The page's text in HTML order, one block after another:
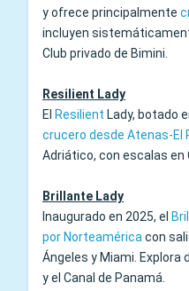
y ofrece principalmente
incluyen
Club privado de Bimini.
Resilient Lady
El Resilient Lady, botado
crucero desde Atenas-El
Adriático, con escalas en
Brillante Lady
Inaugurado en 2025, el
por Norteamérica con
Ángeles y Miami.
y el Canal de Panamá.